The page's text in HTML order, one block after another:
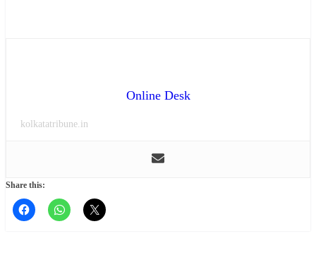
Online Desk
kolkatatribune.in
Share this: